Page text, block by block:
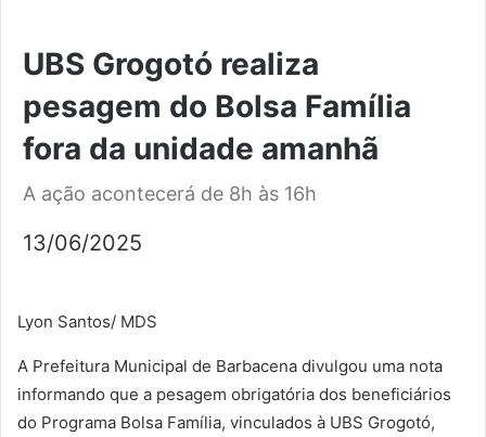
UBS Grogotó realiza
pesagem do Bolsa Família
fora da unidade amanhã
A ação acontecerá de 8h às 16h
13/06/2025
Lyon Santos/ MDS
A Prefeitura Municipal de Barbacena divulgou uma nota
informando que a pesagem obrigatória dos beneficiários
do Programa Bolsa Família, vinculados à UBS Grogotó,